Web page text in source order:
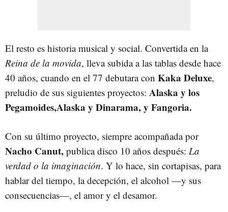
El resto es historia musical y social. Convertida en la
Reina de la movida, lleva subida a las tablas desde hace
40 años, cuando en el 77 debutara con Kaka Deluxe,
preludio de sus siguientes proyectos: Alaska y los
Pegamoides,Alaska y Dinarama, y Fangoria.
Con su último proyecto, siempre acompañada por
Nacho Canut, publica disco 10 años después: La
verdad o la imaginación. Y lo hace, sin cortapisas, para
hablar del tiempo, la decepción, el alcohol —y sus
consecuencias—, el amor y el desamor.